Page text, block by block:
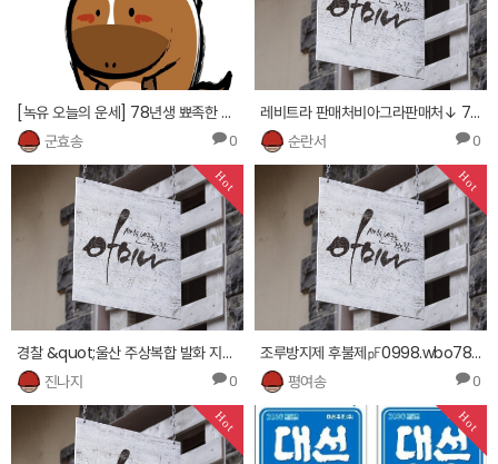
[녹유 오늘의 운세] 78년생 뾰족한 솜씨를 깎고 다듬어봐요
군효송
0
레비트라 판매처비아그라판매처↓ 7848.via354.com ┷내복형 프릴리지 지속시간남성정력제복제약 ⊇
순란서
0
Hot
경찰 &quot;울산 주상복합 발화 지점은 3층 야외 테라스&quot;
진나지
0
Hot
조루방지제 후불제㎊0998.wbo78.com ♭씨알리스후불제 칵스타 천연발기제 판매가격섹스트롤 판매 ㎤
평여송
0
Hot Hot